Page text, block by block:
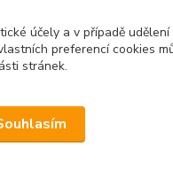
10.00-17.00hod)
účely a v případě
preferencí cookies
stránek.